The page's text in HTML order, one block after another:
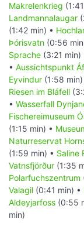
Makrelenkrieg
Landmannalaugar
(1:42 min) •
Þórisvatn (0:56
Sprache (3:21 min)
• Aussichtspunkt
Eyvindur (1:58 min)
Riesen im Bláfell
• Wasserfall
Fischereimuseum
(1:15 min) •
Naturreservat
(1:59 min) • Saline
Vatnsfjörður (1:35
Polarfuchszentrum
Valagil (0:41 min) •
Aldeyjarfoss (0:55
min)